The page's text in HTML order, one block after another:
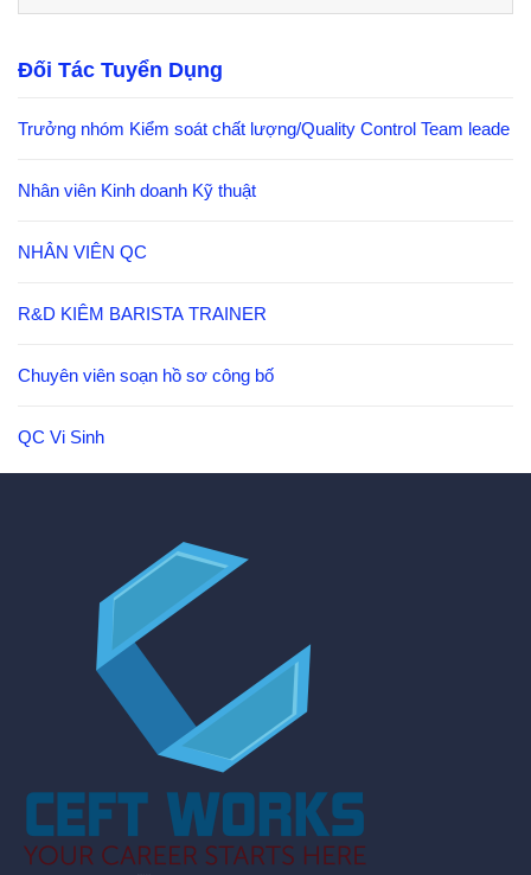
Đối Tác Tuyển Dụng
Trưởng nhóm Kiểm soát chất lượng/Quality Control Team leade
Nhân viên Kinh doanh Kỹ thuật
NHÂN VIÊN QC
R&D KIÊM BARISTA TRAINER
Chuyên viên soạn hồ sơ công bố
QC Vi Sinh